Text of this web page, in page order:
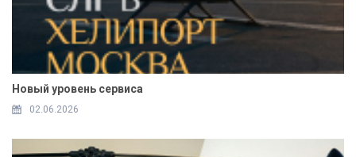
Новый уровень сервиса
02.06.2026